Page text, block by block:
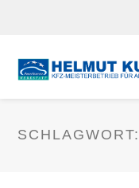
SCHLAGWORT: